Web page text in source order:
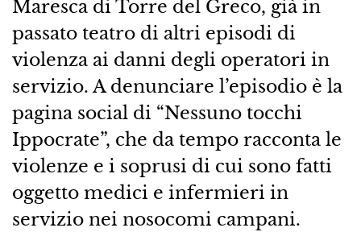
Maresca di Torre del Greco, già in
passato teatro di altri episodi di
violenza ai danni degli operatori in
servizio. A denunciare l’episodio è la
pagina social di “Nessuno tocchi
Ippocrate”, che da tempo racconta le
violenze e i soprusi di cui sono fatti
oggetto medici e infermieri in
servizio nei nosocomi campani.